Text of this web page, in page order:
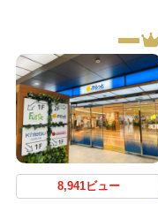
8,941ビュー